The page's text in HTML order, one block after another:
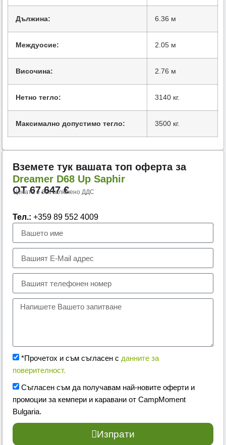
Дължина: 6.36 м
Междуосие: 2.05 м
Височина: 2.76 м
Нетно тегло: 3140 кг.
Максимално допустимо тегло: 3500 кг.
Вземете тук вашата топ оферта за
Dreamer D68 Up Saphir
ОТ67.647€
Цената е без включено ДДС
Тел.:+359 89 552 4009
*Прочетох и съм съгласен сданните за
поверителност.
Съгласен съм да получавам най-новите оферти и
промоции за кемпери и каравани от CampMoment
Bulgaria.
Изпрати